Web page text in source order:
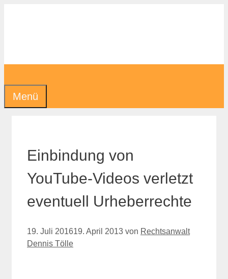
Menü
Einbindung von
YouTube-Videos verletzt
eventuell Urheberrechte
19. Juli 201619. April 2013 von Rechtsanwalt
Dennis Tölle